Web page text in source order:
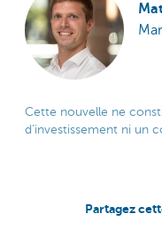
Cette nouvelle ne
d'investissement ni un
Partagez